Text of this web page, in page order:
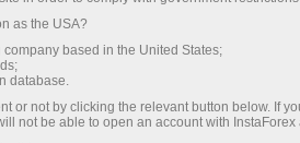
энг яхши
бири,
ва
савдо қилиш
as the USA?
based in the United States;
database.
or not by clicking the relevant button below. If
not be able to open an account with InstaForex